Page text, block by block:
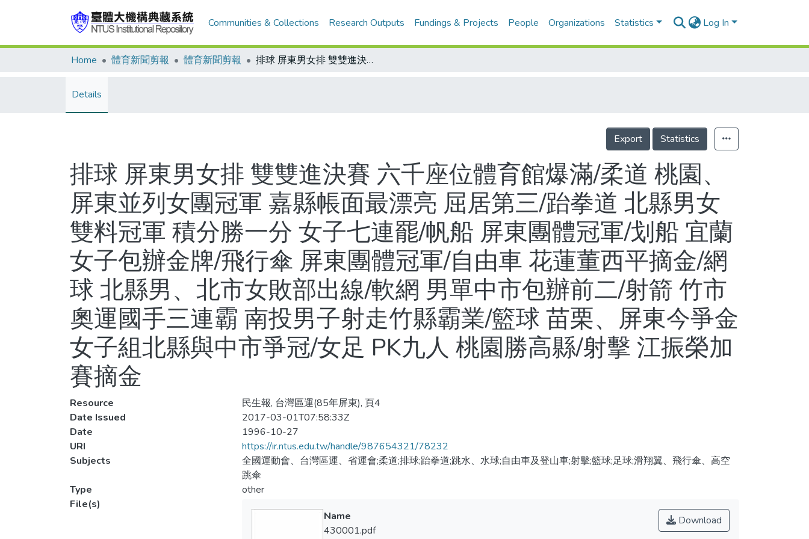
Communities & Collections Research Outputs Fundings & Projects People Organizations Statistics Log In
Home 體育新聞剪報 體育新聞剪報 排球 屏東男女排 雙雙進決賽 六千座位體育館爆滿/柔道 桃園、屏東並列女團冠軍 嘉縣帳面最漂亮 屈居第三/跆拳道 北縣男女雙料冠軍 積分勝一分 女子七連罷/帆船 屏東團體冠軍/划船 宜蘭女子包辦金牌/飛行傘 屏東團體冠軍/自由車 花蓮董西平摘金/網球 北縣男、北市女敗部出線/軟網 男單中市包辦前二/射箭 竹市 奧運國手三連霸 南投男子射走竹縣霸業/籃球 苗栗、屏東今爭金 女子組北縣與中市爭冠/女足 PK九人 桃園勝高縣/射擊 江振榮加賽摘金
Details
Export Statistics
排球 屏東男女排 雙雙進決賽 六千座位體育館爆滿/柔道 桃園、
屏東並列女團冠軍 嘉縣帳面最漂亮 屈居第三/跆拳道 北縣男女
雙料冠軍 積分勝一分 女子七連罷/帆船 屏東團體冠軍/划船 宜蘭
女子包辦金牌/飛行傘 屏東團體冠軍/自由車 花蓮董西平摘金/網
球 北縣男、北市女敗部出線/軟網 男單中市包辦前二/射箭 竹市
奧運國手三連霸 南投男子射走竹縣霸業/籃球 苗栗、屏東今爭金
女子組北縣與中市爭冠/女足 PK九人 桃園勝高縣/射擊 江振榮加
賽摘金
Resource
民生報, 台灣區運(85年屏東), 頁4
Date Issued
2017-03-01T07:58:33Z
Date
1996-10-27
URI
https://ir.ntus.edu.tw/handle/987654321/78232
Subjects
全國運動會、台灣區運、省運會;柔道;排球;跆拳道;跳水、水球;自由車及登山車;射擊;籃球;足球;滑翔翼、飛行傘、高空
跳傘
Type
other
File(s)
Download
Name
430001.pdf